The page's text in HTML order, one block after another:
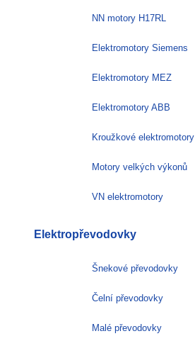
NN motory H17RL
Elektromotory Siemens
Elektromotory MEZ
Elektromotory ABB
Kroužkové elektromotory
Motory velkých výkonů
VN elektromotory
Elektropřevodovky
Šnekové převodovky
Čelní převodovky
Malé převodovky